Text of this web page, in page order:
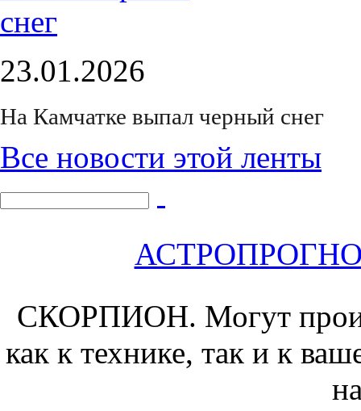
23.01.2026
На Камчатке выпал черный снег
Все новости этой ленты
СКОРПИОН. Могут
как к технике, так и к